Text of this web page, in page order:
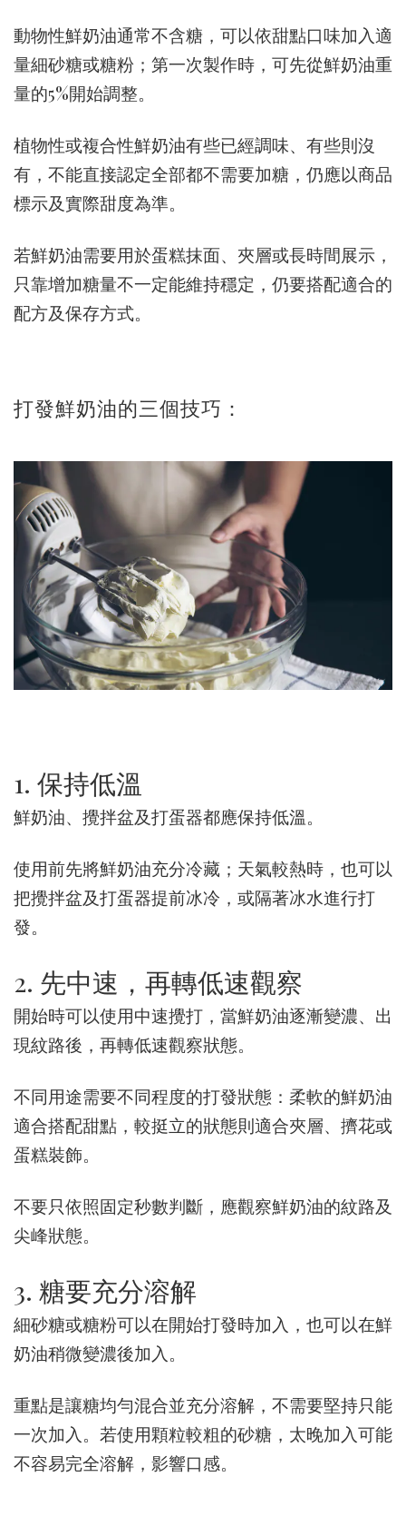
動物性鮮奶油通常不含糖，可以依甜點口味加入適
量細砂糖或糖粉；第一次製作時，可先從鮮奶油重
量的5%開始調整。
植物性或複合性鮮奶油有些已經調味、有些則沒
有，不能直接認定全部都不需要加糖，仍應以商品
標示及實際甜度為準。
若鮮奶油需要用於蛋糕抹面、夾層或長時間展示，
只靠增加糖量不一定能維持穩定，仍要搭配適合的
配方及保存方式。
打發鮮奶油的三個技巧：
1. 保持低溫
鮮奶油、攪拌盆及打蛋器都應保持低溫。
使用前先將鮮奶油充分冷藏；天氣較熱時，也可以
把攪拌盆及打蛋器提前冰冷，或隔著冰水進行打
發。
2. 先中速，再轉低速觀察
開始時可以使用中速攪打，當鮮奶油逐漸變濃、出
現紋路後，再轉低速觀察狀態。
不同用途需要不同程度的打發狀態：柔軟的鮮奶油
適合搭配甜點，較挺立的狀態則適合夾層、擠花或
蛋糕裝飾。
不要只依照固定秒數判斷，應觀察鮮奶油的紋路及
尖峰狀態。
3. 糖要充分溶解
細砂糖或糖粉可以在開始打發時加入，也可以在鮮
奶油稍微變濃後加入。
重點是讓糖均勻混合並充分溶解，不需要堅持只能
一次加入。若使用顆粒較粗的砂糖，太晚加入可能
不容易完全溶解，影響口感。